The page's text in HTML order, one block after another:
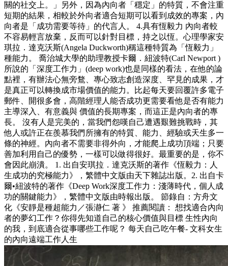
關的社交上。」另外，因為內向者「穩定」的特質，不會注重
短期的結果，相較於外向者適合短期可以看到成效的專案，內
向者是「成功需要等待」的代言人。 4.具有恆毅力 內向者較
不容易輕言放棄，反而可以針對目標，持之以恆。心理學家安
琪拉．達克沃斯(Angela Duckworth)稱這種特質為「恆毅力」
種能力。 喬治城大學的助理教授卡爾．紐波特(Carl Newport )
所說的「深度工作力」(deep work)也是同樣的看法，在他的論
點裡，有辦法心無旁鶩、專心致志創造深度、罕見的成果，才
是真正可以轉換成市場價值的能力。比起每天要回覆許多電子
郵件、開很多會，高階經理人能否成功更需要看他是否有能力
主導深入、有意義與 價值的長期專案，而這正是內向者的專
長。 沒有人是完美的，當我們怨嘆自己遭遇艱難挑戰時，其
他人或許正在羨慕我們所擁有的特質、能力、經驗或天生多一
條的神經。內向者不需要非得外向，才能爬上成功頂端；只要
善加利用自己的優勢，一樣可以做得很好。最重要的是，你不
會因此崩潰。 1. 出自安琪拉．達克沃斯的著作《恆毅力：人
生成功的究極能力》，繁體中文版由天下雜誌出版。2. 出自卡
爾•紐波特的著作《Deep Work深度工作力：淺薄時代，個人成
功的關鍵能力》，繁體中文版由時報出版。 節錄自：方舟文
化《安靜是種超能力／張瀞仁 著 》 推薦閱讀： 想找適合內向
者的夢幻工作？你得先知道自己的核心價值與目標 生性內向
的我，到底適合從事哪些工作呢？ 每天自己吃午餐- 文科女生
的內向遠端工作人生